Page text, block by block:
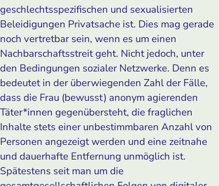
geschlechtsspezifischen und sexualisierten
Beleidigungen Privatsache ist. Dies mag gerade
noch vertretbar sein, wenn es um einen
Nachbarschaftsstreit geht. Nicht jedoch, unter
den Bedingungen sozialer Netzwerke. Denn es
bedeutet in der überwiegenden Zahl der Fälle,
dass die Frau (bewusst) anonym agierenden
Täter*innen gegenübersteht, die fraglichen
Inhalte stets einer unbestimmbaren Anzahl von
Personen angezeigt werden und eine zeitnahe
und dauerhafte Entfernung unmöglich ist.
Spätestens seit man um die